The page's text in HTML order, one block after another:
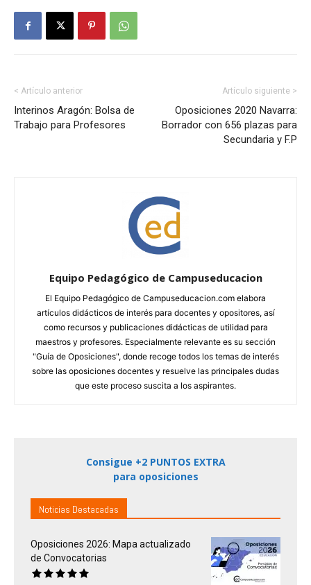
< Artículo anterior
Interinos Aragón: Bolsa de
Trabajo para Profesores
Artículo siguiente >
Oposiciones 2020 Navarra:
Borrador con 656 plazas para
Secundaria y F.P
Equipo Pedagógico de Campuseducacion
El Equipo Pedagógico de Campuseducacion.com elabora
artículos didácticos de interés para docentes y opositores, así
como recursos y publicaciones didácticas de utilidad para
maestros y profesores. Especialmente relevante es su sección
"Guía de Oposiciones", donde recoge todos los temas de interés
sobre las oposiciones docentes y resuelve las principales dudas
que este proceso suscita a los aspirantes.
Consigue +2 PUNTOS EXTRA
para oposiciones
Noticias Destacadas
Oposiciones 2026: Mapa actualizado
de Convocatorias